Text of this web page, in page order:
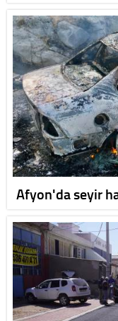
Afyon'da seyir